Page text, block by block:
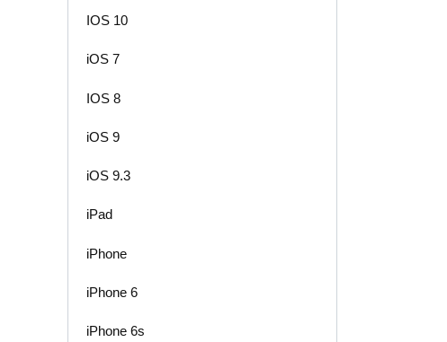
IOS 10
iOS 7
IOS 8
iOS 9
iOS 9.3
iPad
iPhone
iPhone 6
iPhone 6s